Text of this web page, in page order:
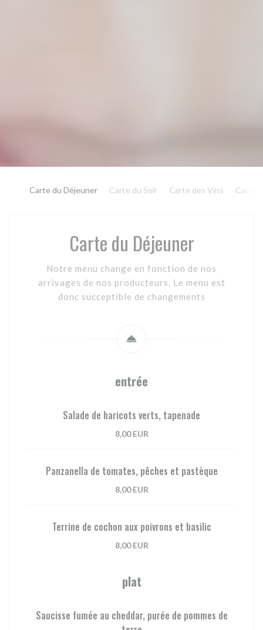
Carte du Déjeuner Carte du Soir Carte des Vins Carte
Carte du Déjeuner
Notre menu change en fonction de nos
arrivages de nos producteurs. Le menu est
donc succeptible de changements
entrée
Salade de haricots verts, tapenade
8,00 EUR
Panzanella de tomates, pêches et pastèque
8,00 EUR
Terrine de cochon aux poivrons et basilic
8,00 EUR
plat
Saucisse fumée au cheddar, purée de pommes de